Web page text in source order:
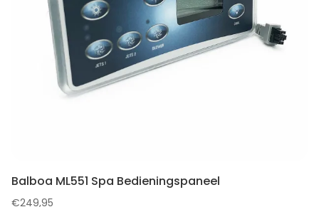
Balboa ML551 Spa Bedieningspaneel
€249,95